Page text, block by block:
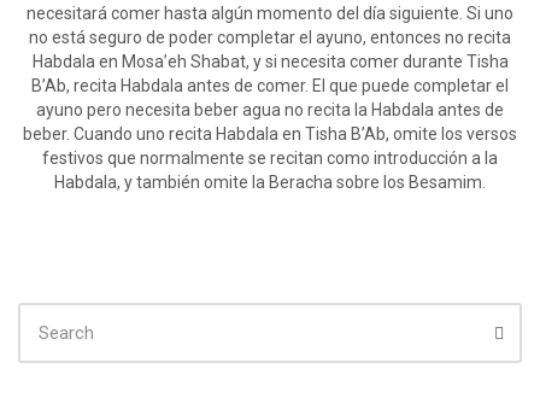
necesitará comer hasta algún momento del día siguiente. Si uno
no está seguro de poder completar el ayuno, entonces no recita
Habdala en Mosa’eh Shabat, y si necesita comer durante Tisha
B’Ab, recita Habdala antes de comer. El que puede completar el
ayuno pero necesita beber agua no recita la Habdala antes de
beber. Cuando uno recita Habdala en Tisha B’Ab, omite los versos
festivos que normalmente se recitan como introducción a la
Habdala, y también omite la Beracha sobre los Besamim.
SEARCH
FOR: